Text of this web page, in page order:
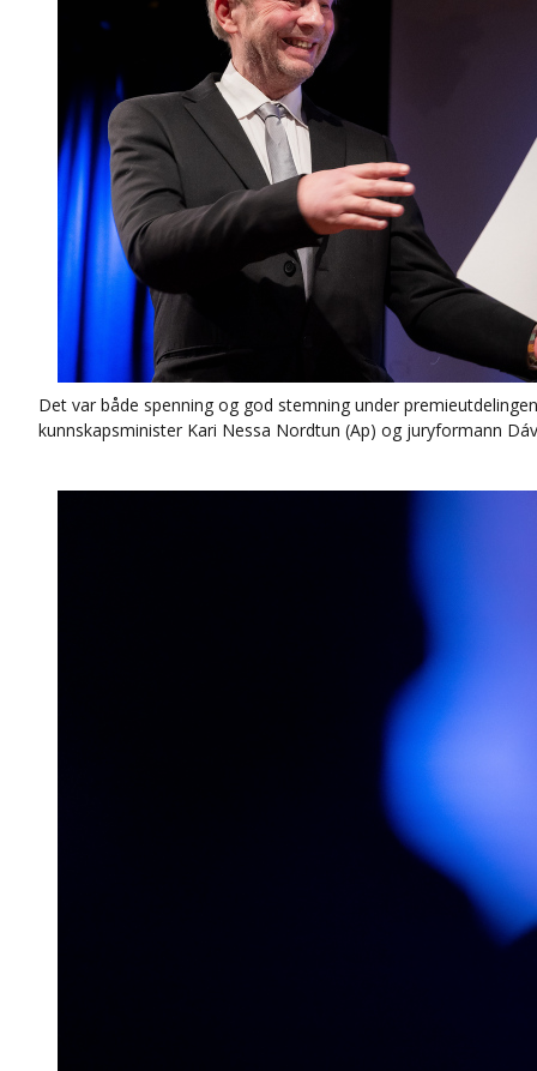
Det var både spenning og god stemning under
kunnskapsminister Kari Nessa Nordtun (Ap) og juryformann